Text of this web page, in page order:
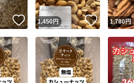
いいね！
1,450円 いいね！
1,780円